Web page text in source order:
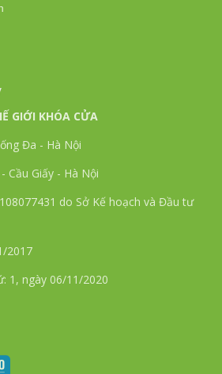
GIỚI KHÓA CỬA
Đa - Hà Nội
Cầu Giấy - Hà Nội
do Sở Kế hoạch và Đầu tư
2017
1, ngày 06/11/2020